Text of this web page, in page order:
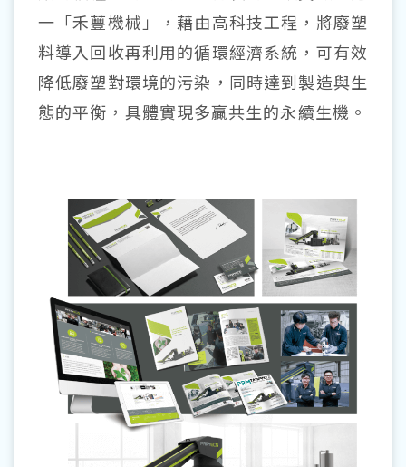
一「禾蘴機械」，藉由高科技工程，將廢塑
料導入回收再利用的循環經濟系統，可有效
降低廢塑對環境的污染，同時達到製造與生
態的平衡，具體實現多贏共生的永續生機。